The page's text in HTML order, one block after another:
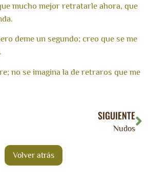
mucho mejor retratarle ahora, que
deme un segundo; creo que se me
no se imagina la de retraros que me
SIGUIENTE
Nudos